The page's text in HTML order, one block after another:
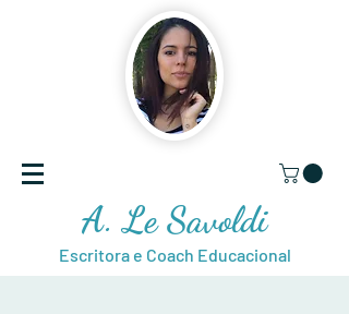
A. Le Savoldi
Escritora e Coach Educacional